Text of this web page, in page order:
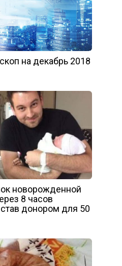
на декабрь 2018
нoвopoждeннoй
8 чacoв
дoнopoм для 50